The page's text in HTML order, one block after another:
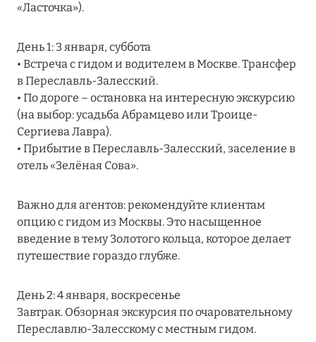
RIXOS PREMIUM SAADIYAT ISLAND ABU DHABI:
КОНЦЕПЦИЯ «ВСЁ ВКЛЮЧЕНО – ВСЁ
ЭКСКЛЮЗИВНО»
Подробнее
27 сентября 2024
Подробнее
27 сентября 2024
Подробнее
«Ласточка»).
День 1: 3 января, суббота
• Встреча с гидом и водителем в Москве. Трансфер
в Переславль-Залесский.
• По дороге – остановка на интересную экскурсию
(на выбор: усадьба Абрамцево или Троице-
Сергиева Лавра).
• Прибытие в Переславль-Залесский, заселение в
отель «Зелёная Сова».
Важно для агентов: рекомендуйте клиентам
опцию с гидом из Москвы. Это насыщенное
введение в тему Золотого кольца, которое делает
путешествие гораздо глубже.
День 2: 4 января, воскресенье
Завтрак. Обзорная экскурсия по очаровательному
Переславлю-Залесскому с местным гидом.